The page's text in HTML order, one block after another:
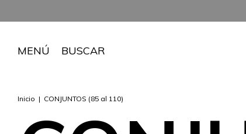
+ DE 10000
MENÚ BUSCAR
Inicio | CONJUNTOS (85 al 110)